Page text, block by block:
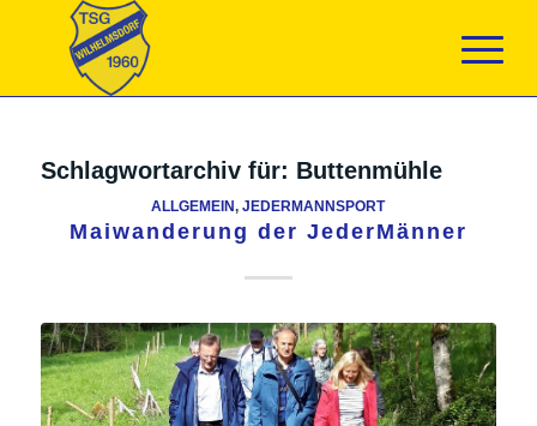
Schlagwortarchiv für: Buttenmühle
ALLGEMEIN,JEDERMANNSPORT
Maiwanderung der JederMänner